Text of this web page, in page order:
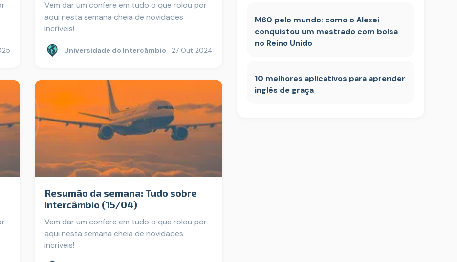
Vem dar um confere em tudo o que rolou por
aqui nesta semana cheia de novidades
incríveis!
Universidade do Intercâmbio 27 Out 2024
Resumão da semana: Tudo sobre
intercâmbio (15/04)
Vem dar um confere em tudo o que rolou por
aqui nesta semana cheia de novidades
incríveis!
M60 pelo mundo: como o Alexei
conquistou um mestrado com bolsa
no Reino Unido
10 melhores aplicativos para aprender
inglês de graça